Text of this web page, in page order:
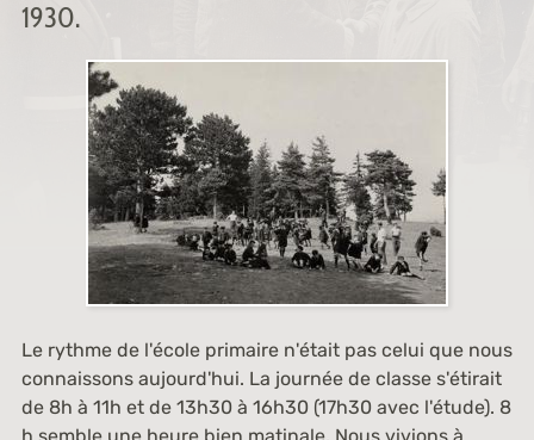
1930.
Le rythme de l'école primaire n'était pas celui que nous
connaissons aujourd'hui. La journée de classe s'étirait
de 8h à 11h et de 13h30 à 16h30 (17h30 avec l'étude). 8